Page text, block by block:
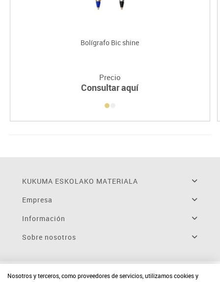
Bolígrafo Bic shine
Precio
Consultar aquí
KUKUMA ESKOLAKO MATERIALA
Empresa
Información
Sobre nosotros
Nosotros y terceros, como proveedores de servicios, utilizamos cookies y